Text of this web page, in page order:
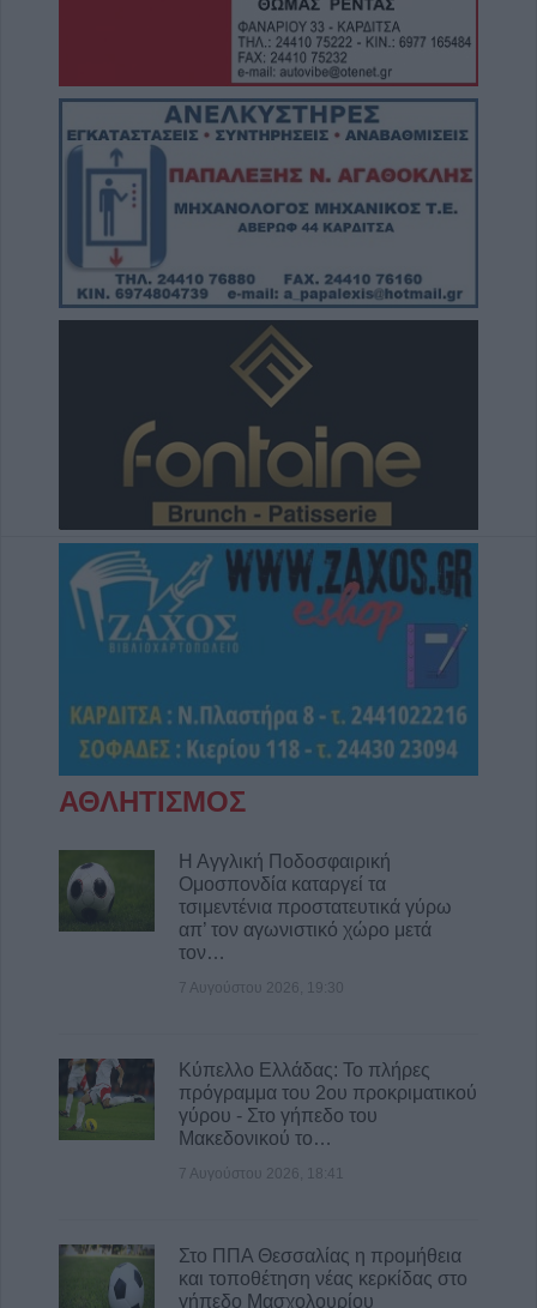
ΑΘΛΗΤΙΣΜΟΣ
Η Αγγλική Ποδοσφαιρική
Ομοσπονδία καταργεί τα
τσιμεντένια προστατευτικά γύρω
απ’ τον αγωνιστικό χώρο μετά
τον…
7 Αυγούστου 2026, 19:30
Κύπελλο Ελλάδας: Το πλήρες
πρόγραμμα του 2ου προκριματικού
γύρου - Στο γήπεδο του
Μακεδονικού το…
7 Αυγούστου 2026, 18:41
Στο ΠΠΑ Θεσσαλίας η προμήθεια
και τοποθέτηση νέας κερκίδας στο
γήπεδο Μασχολουρίου